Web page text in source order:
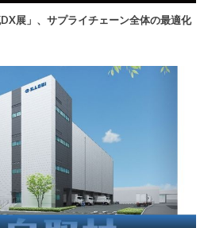
展」、サプライチェーン全体の最適化